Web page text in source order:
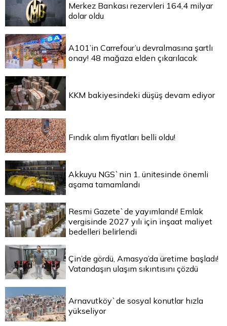
Merkez Bankası rezervleri 164,4 milyar
dolar oldu
A101’in Carrefour’u devralmasına şartlı
onay! 48 mağaza elden çıkarılacak
KKM bakiyesindeki düşüş devam ediyor
Fındık alım fiyatları belli oldu!
Akkuyu NGS`nin 1. ünitesinde önemli
aşama tamamlandı
Resmi Gazete`de yayımlandı! Emlak
vergisinde 2027 yılı için inşaat maliyet
bedelleri belirlendi
Çin’de gördü, Amasya’da üretime başladı!
Vatandaşın ulaşım sıkıntısını çözdü
Arnavutköy`de sosyal konutlar hızla
yükseliyor